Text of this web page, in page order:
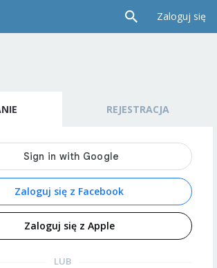
Zaloguj się
REJESTRACJA
Zaloguj się z Facebook
Zaloguj się z Apple
LUB